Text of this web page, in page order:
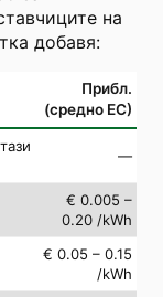
на
добавя:
Прибл.
(средно ЕС)
—
€ 0.005 –
0.20 /kWh
€ 0.05 – 0.15
/kWh